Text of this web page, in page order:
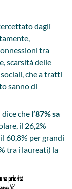
dagli
tra
scarsità delle
che a tratti
sanno di
che l’87% sa
il 26,2%
60,8% per grandi
tra i laureati) la